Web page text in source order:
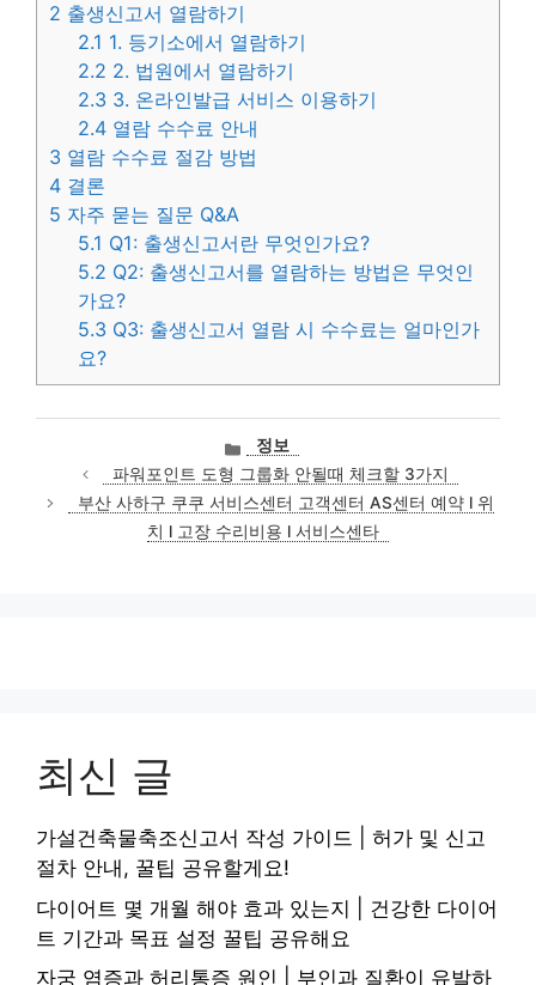
2 출생신고서 열람하기
2.1 1. 등기소에서 열람하기
2.2 2. 법원에서 열람하기
2.3 3. 온라인발급 서비스 이용하기
2.4 열람 수수료 안내
3 열람 수수료 절감 방법
4 결론
5 자주 묻는 질문 Q&A
5.1 Q1: 출생신고서란 무엇인가요?
5.2 Q2: 출생신고서를 열람하는 방법은 무엇인
가요?
5.3 Q3: 출생신고서 열람 시 수수료는 얼마인가
요?
카
테
고
리
정보
파워포인트 도형 그룹화 안될때 체크할 3가지
부산 사하구 쿠쿠 서비스센터 고객센터 AS센터 예약 l 위
치 l 고장 수리비용 l 서비스센타
최신 글
가설건축물축조신고서 작성 가이드 | 허가 및 신고
절차 안내, 꿀팁 공유할게요!
다이어트 몇 개월 해야 효과 있는지 | 건강한 다이어
트 기간과 목표 설정 꿀팁 공유해요
자궁 염증과 허리통증 원인 | 부인과 질환이 유발하